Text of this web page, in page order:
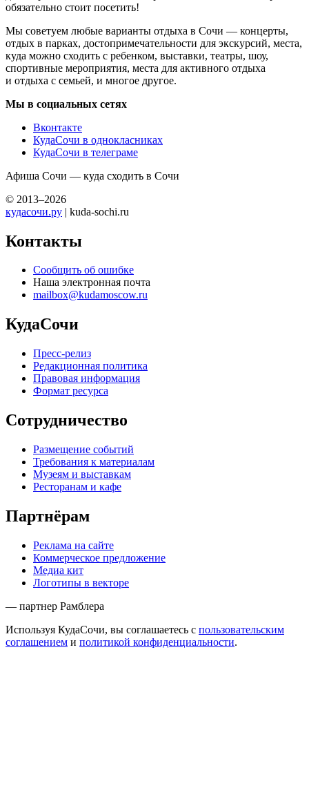
обязательно стоит посетить!
Мы советуем любые варианты отдыха в Сочи — концерты,
отдых в парках, достопримечательности для экскурсий, места,
куда можно сходить с ребенком, выставки, театры, шоу,
спортивные мероприятия, места для активного отдыха
и отдыха с семьей, и многое другое.
Мы в социальных сетях
Вконтакте
КудаСочи в однокласниках
КудаСочи в телеграме
Афиша Сочи — куда сходить в Сочи
© 2013–2026
кудасочи.ру | kuda-sochi.ru
Контакты
Сообщить об ошибке
Наша электронная почта
mailbox@kudamoscow.ru
КудаСочи
Пресс-релиз
Редакционная политика
Правовая информация
Формат ресурса
Сотрудничество
Размещение событий
Требования к материалам
Музеям и выставкам
Ресторанам и кафе
Партнёрам
Реклама на сайте
Коммерческое предложение
Медиа кит
Логотипы в векторе
— партнер Рамблера
Используя КудаСочи, вы соглашаетесь с пользовательским
соглашением и политикой конфиденциальности.